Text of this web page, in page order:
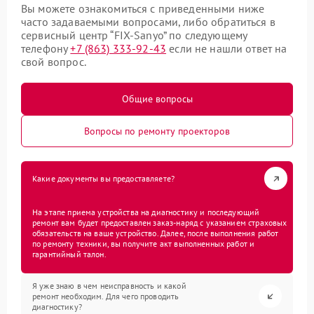
Вы можете ознакомиться с приведенными ниже
часто задаваемыми вопросами, либо обратиться в
сервисный центр “FIX-Sanyo” по следующему
телефону+7 (863) 333-92-43 если не нашли ответ на
свой вопрос.
Общие вопросы
Вопросы по ремонту проекторов
Какие документы вы предоставляете?
На этапе приема устройства на диагностику и последующий
ремонт вам будет предоставлен заказ-наряд с указанием страховых
обязательств на ваше устройство. Далее, после выполнения работ
по ремонту техники, вы получите акт выполненных работ и
гарантийный талон.
Я уже знаю в чем неисправность и какой
ремонт необходим. Для чего проводить
диагностику?